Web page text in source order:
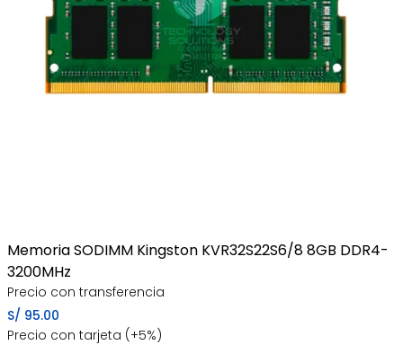
Memoria SODIMM Kingston KVR32S22S6/8 8GB DDR4-
3200MHz
Precio con transferencia
S/ 95.00
Precio con tarjeta (+5%)